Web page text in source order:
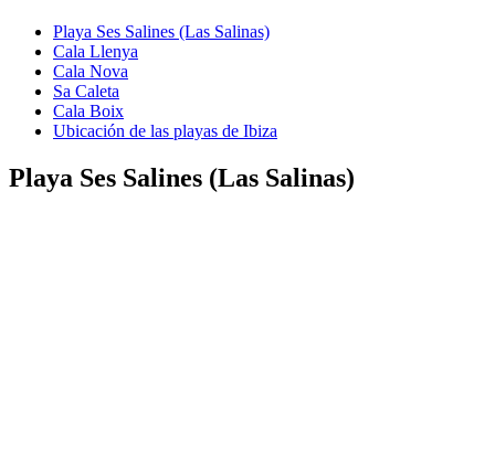
Playa Ses Salines (Las Salinas)
Cala Llenya
Cala Nova
Sa Caleta
Cala Boix
Ubicación de las playas de Ibiza
Playa Ses Salines (Las Salinas)